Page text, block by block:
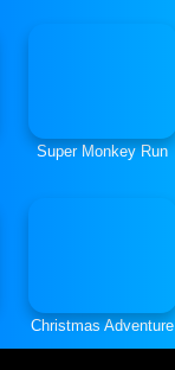
Super Monkey Run
Christmas Adventure